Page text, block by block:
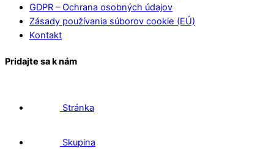
GDPR – Ochrana osobných údajov
Zásady používania súborov cookie (EÚ)
Kontakt
Pridajte sa k nám
Stránka
Skupina